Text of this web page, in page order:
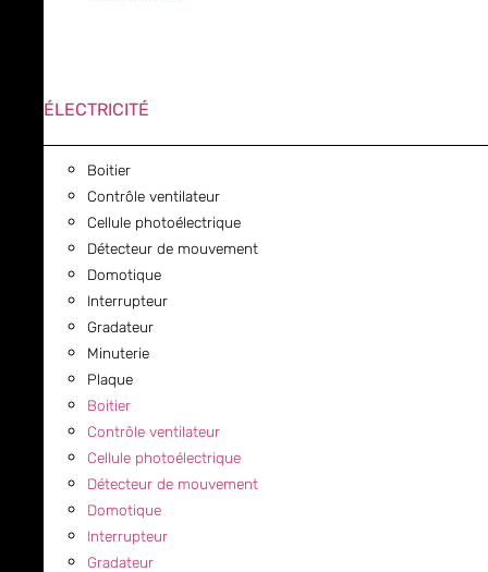
ÉLECTRICITÉ
Boitier
Contrôle ventilateur
Cellule photoélectrique
Détecteur de mouvement
Domotique
Interrupteur
Gradateur
Minuterie
Plaque
Boitier
Contrôle ventilateur
Cellule photoélectrique
Détecteur de mouvement
Domotique
Interrupteur
Gradateur